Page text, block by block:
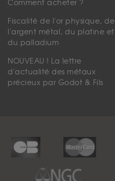
Comment acheter ?
Fiscalité de l'or physique, de
l'argent métal, du platine et
du palladium
NOUVEAU ! La lettre
d'actualité des métaux
précieux par Godot & Fils